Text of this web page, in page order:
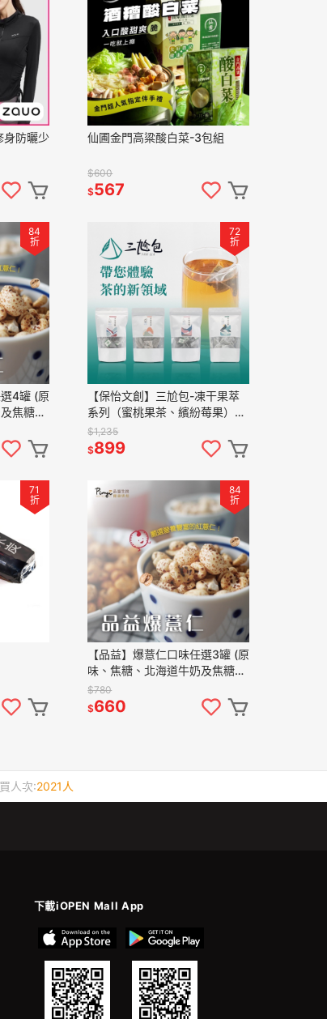
身防曬少
仙圃金門高粱酸白菜-3包組
$600
$567
84
折
選4罐 (原
焦糖海
72
折
【保怡文創】三尬包-凍干果萃
系列（蜜桃果茶、繽紛莓果）、
原茶系列（梨山玉露）3包組合
$1,235
$899
71
折
84
折
【品益】爆薏仁口味任選3罐 (原
味、焦糖、北海道牛奶及焦糖海
鹽)
$780
$660
人次:2021人
下載iOPEN Mall App